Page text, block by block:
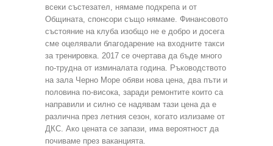
всеки състезател, нямаме подкрепа и от
Общината, спонсори също нямаме. Финансовото
състояние на клуба изобщо не е добро и досега
сме оцелявали благодарение на входните такси
за тренировка. 2017 се очертава да бъде много
по-трудна от изминалата година. Ръководството
на зала Черно Море обяви нова цена, два пъти и
половина по-висока, заради ремонтите които са
направили и силно се надявам тази цена да е
различна през летния сезон, когато излизаме от
ДКС. Ако цената се запази, има вероятност да
почиваме през ваканцията.